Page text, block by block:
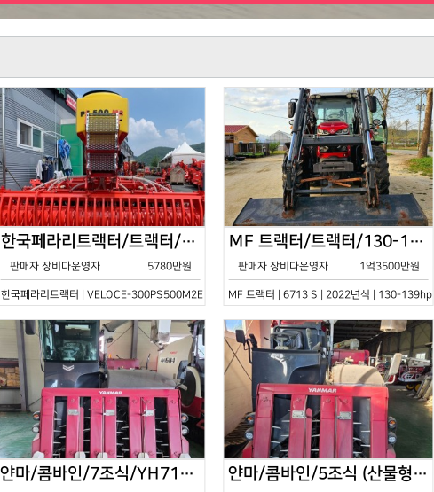
한국페라리트랙터/트랙터/기타/VELOCE-300PS500M2E/2022년식
판매자 장비다운영자 5780만원
한국페라리트랙터 | VELOCE-300PS500M2E | 2022년식 | 기타
MF 트랙터/트랙터/130-139hp/6713 S/2022년식
판매자 장비다운영자 1억3500만원
MF 트랙터 | 6713 S | 2022년식 | 130-139hp
얀마/콤바인/7조식/YH7115/2021년식 얀마/콤바인/5조식 (산물형)/YH5101/2019년식